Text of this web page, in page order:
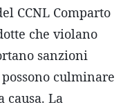
CCNL Comparto
che violano
sanzioni
culminare
causa. La